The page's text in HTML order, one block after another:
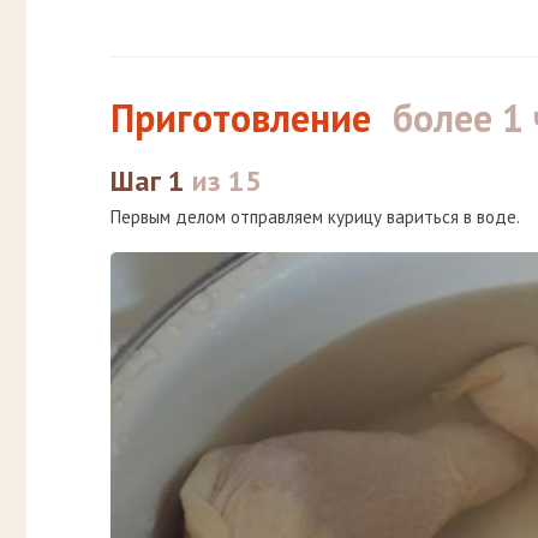
Приготовление более 1
Шаг 1 из 15
Первым делом отправляем курицу вариться в воде.